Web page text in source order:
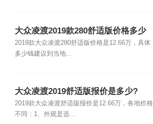
大众凌渡2019款280舒适版价格多少
钱?
2019款大众凌渡280舒适版价格是12.66万，具体
多少钱建议到当地...
大众凌渡2019舒适版报价是多少?
2019款大众凌渡舒适版报价是12.66万，各地价格
不同：1、外观是选...